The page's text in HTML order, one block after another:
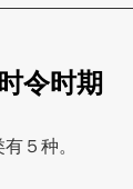
令时期
５种。